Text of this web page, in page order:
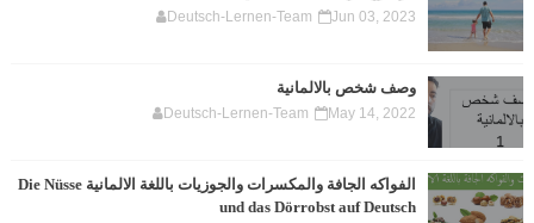
Deutsch-Lernen-Team Jun 03, 2023
وصف شخص بالالمانية
Deutsch-Lernen-Team May 14, 2022
الفواكه الجافة والمكسرات والجوزيات باللغة الالمانية Die Nüsse
und das Dörrobst auf Deutsch